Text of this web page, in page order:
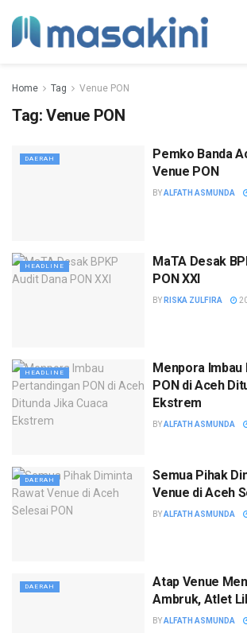
Home Tag Venue PON
Tag: Venue PON
DAERAH
Pemko Banda
Venue PON
BYALFATH ASMUNDA
HEADLINE
MaTA Desak
PON XXI
BY RISKA ZULFIRA
HEADLINE
Menpora
PON di Aceh
Ekstrem
BYALFATH ASMUNDA
DAERAH
Semua Pihak
Venue di Aceh
BYALFATH ASMUNDA
DAERAH
Atap Venue
Ambruk, Atlet
BYALFATH ASMUNDA